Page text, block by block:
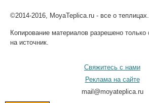
©2014-2016, MoyaTeplica.ru - все о теплицах.
Копирование материалов разрешено только
на источник.
Свяжитесь с нами
Реклама на сайте
mail@moyateplica.ru